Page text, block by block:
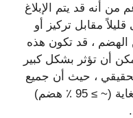
أنه قد يتم الإبلاغ
مقابل تركيز أو
، قد تكون هذه
أن تؤثر بشكل كبير
، حيث أن جميع
بروتينات مصل اللبن هي هضم للغاية (~ ≥ 95 ٪ هضم)